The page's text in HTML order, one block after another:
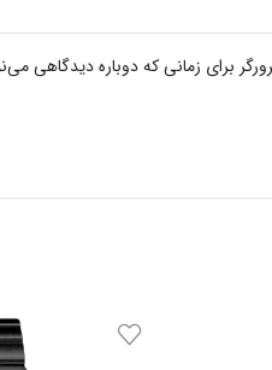
برای زمانی که دوباره دیدگاهی